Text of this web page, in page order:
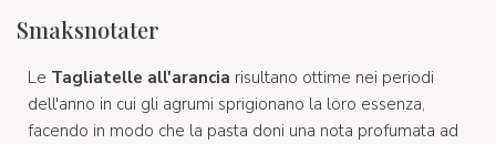
Smaksnotater
Le Tagliatelle all'arancia risultano ottime nei periodi
dell'anno in cui gli agrumi sprigionano la loro essenza,
facendo in modo che la pasta doni una nota profumata ad